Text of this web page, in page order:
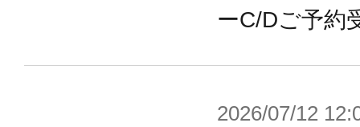
ーC/Dご予約
2026/07/12